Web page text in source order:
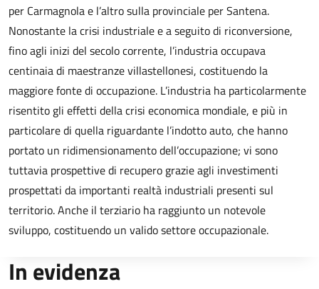
per Carmagnola e l’altro sulla provinciale per Santena.
Nonostante la crisi industriale e a seguito di riconversione,
fino agli inizi del secolo corrente, l’industria occupava
centinaia di maestranze villastellonesi, costituendo la
maggiore fonte di occupazione. L’industria ha particolarmente
risentito gli effetti della crisi economica mondiale, e più in
particolare di quella riguardante l’indotto auto, che hanno
portato un ridimensionamento dell’occupazione; vi sono
tuttavia prospettive di recupero grazie agli investimenti
prospettati da importanti realtà industriali presenti sul
territorio. Anche il terziario ha raggiunto un notevole
sviluppo, costituendo un valido settore occupazionale.
In evidenza